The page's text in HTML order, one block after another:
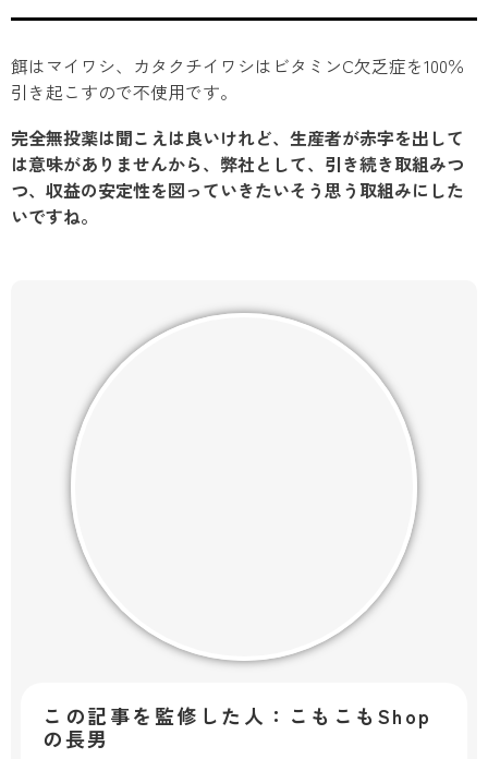
餌はマイワシ、カタクチイワシはビタミンC欠乏症を100％
引き起こすので不使用です。
完全無投薬は聞こえは良いけれど、生産者が赤字を出して
は意味がありませんから、弊社として、引き続き取組みつ
つ、収益の安定性を図っていきたいそう思う取組みにした
いですね。
この記事を監修した人：こもこもShop
の長男